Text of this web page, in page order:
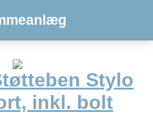
Stylo
inkl. bolt